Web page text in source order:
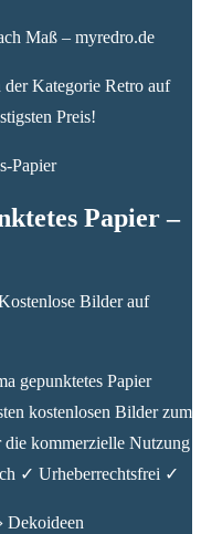
Maß – myredro.de
Kategorie Retro auf
Preis!
Papier
Papier –
Bilder auf
gepunktetes Papier
kostenlosen Bilder zum
die kommerzielle Nutzung
✓ Urheberrechtsfrei ✓
Dekoideen